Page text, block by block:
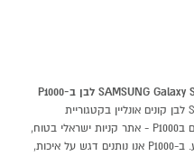
סמארטפון SAMSUNG Galaxy S26 12/512GB לבן קונים אונליין בקטגוריית
סמארטפונים במחלקת סמארטפונים ואביזרים בP1000 - אתר קניות ישראלי בטוח,
משתלם ונוח המציע מוצרים מומלצים במבצע. ב-P1000 אנו נותנים דגש על איכות,